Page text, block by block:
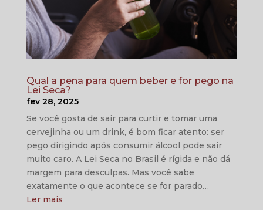
Qual a pena para quem beber e for pego na
Lei Seca?
fev 28, 2025
Se você gosta de sair para curtir e tomar uma
cervejinha ou um drink, é bom ficar atento: ser
pego dirigindo após consumir álcool pode sair
muito caro. A Lei Seca no Brasil é rígida e não dá
margem para desculpas. Mas você sabe
exatamente o que acontece se for parado…
Ler mais